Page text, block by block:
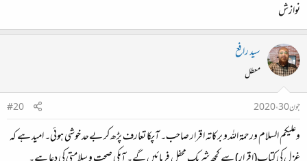
نوازش
سید رافع
معطل
جون 30، 2020
#20
وعلیکم السلام ورحمة اللہ و برکاتہ اقرار صاحب۔ آپکا تعارف پڑھ کر بےحد خوشی ہوئی۔ امید ہے کہ